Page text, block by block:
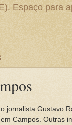
Espaço para
jornalista Gustavo
Campos. Outras